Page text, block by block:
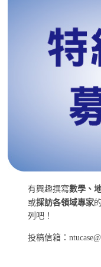
有興趣撰寫數學、
或採訪各領域專家
列吧！
投稿信箱：